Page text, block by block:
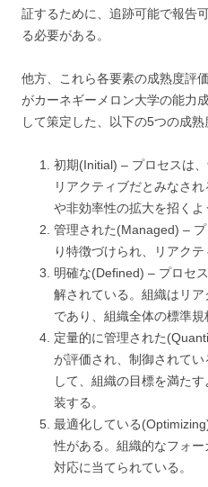
証するために、追跡可能で報告
る必要がある。
他方、これら各要素の成熟度評
がカーネギーメロン大学の能力
して策定した、以下の5つの成熟
初期(Initial) – プロセスは
リアクティブだとみなさ
や非効率性の拡大を招くよ
管理された(Managed) –
り特徴づけられ、リアクテ
明確な(Defined) – プロセ
解されている。組織はリ
であり、組織全体の標準規
定量的に管理された
が評価され、制御されて
して、組織の目標を満た
装する。
最適化している
性がある。組織的なフォ
対応に当てられている。